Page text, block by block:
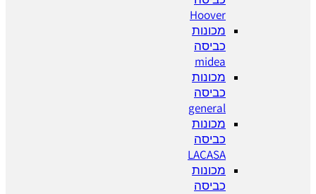
Hoover
מכונות
כביסה
midea
מכונות
כביסה
general
מכונות
כביסה
LACASA
מכונות
כביסה